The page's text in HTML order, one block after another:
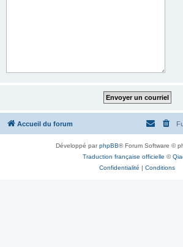
Accueil du forum
Développé parphpBB® Forum Software ©
Traduction française officielle ©
Confidentialité | Conditions